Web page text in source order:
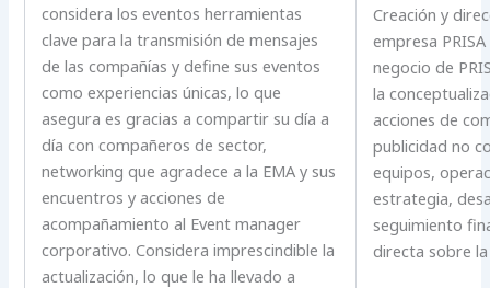
considera los eventos herramientas
clave para la transmisión de mensajes
de las compañías y define sus eventos
como experiencias únicas, lo que
asegura es gracias a compartir su día a
día con compañeros de sector,
networking que agradece a la EMA y sus
encuentros y acciones de
acompañamiento al Event manager
corporativo. Considera imprescindible la
actualización, lo que le ha llevado a
Creación y
empresa
negocio de
la
acciones de
publicidad no
equipos,
estrategia,
seguimiento
directa sobre